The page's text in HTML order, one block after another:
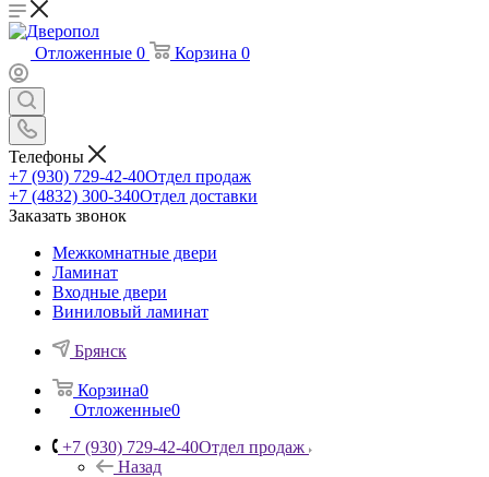
Отложенные 0 Корзина 0
Телефоны
+7 (930) 729-42-40Отдел продаж
+7 (4832) 300-340Отдел доставки
Заказать звонок
Межкомнатные двери
Ламинат
Входные двери
Виниловый ламинат
Брянск
Корзина0
Отложенные0
+7 (930) 729-42-40Отдел продаж
Назад